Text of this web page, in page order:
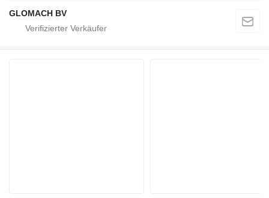
GLOMACH BV